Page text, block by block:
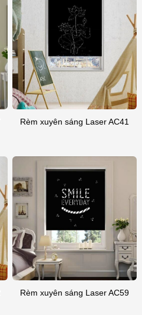
Rèm xuyên sáng Laser AC41
Rèm xuyên sáng Laser AC59